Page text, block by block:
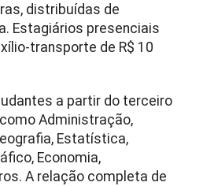
distribuídas de
Estagiários presenciais
transporte de R$ 10
a partir do terceiro
Administração,
Estatística,
Economia,
A relação completa de